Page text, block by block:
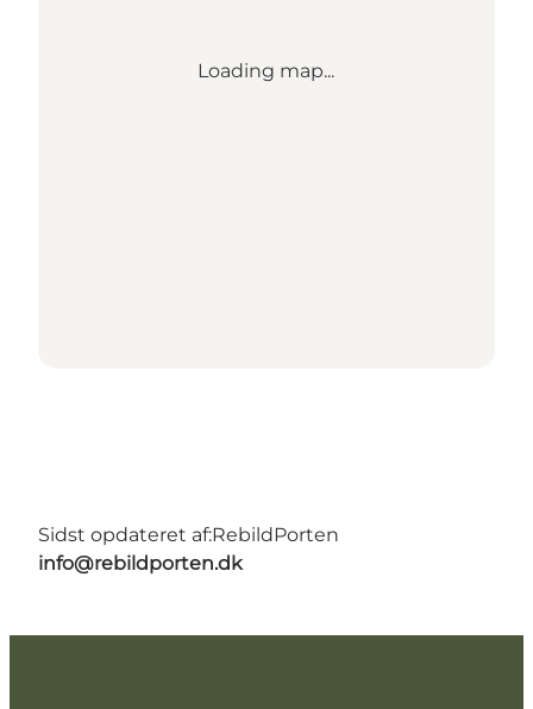
Loading map...
Sidst opdateret af:RebildPorten
info@rebildporten.dk